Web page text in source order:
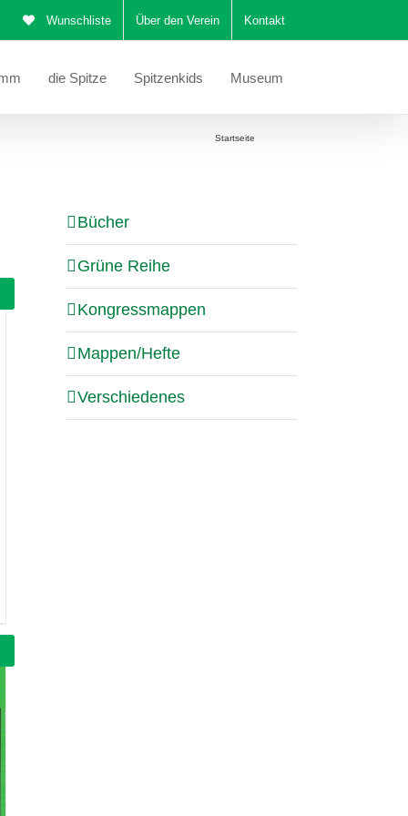
Wunschliste Über den Verein Kontakt
die Spitze Spitzenkids Museum
Startseite
Bücher
Grüne Reihe
Kongressmappen
Mappen/Hefte
Verschiedenes